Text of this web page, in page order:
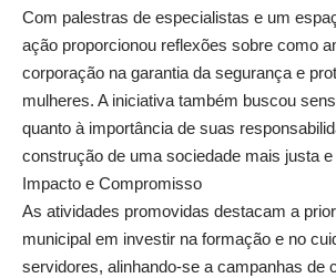
Com palestras de especialistas e um
ação proporcionou reflexões sobre como
corporação na garantia da segurança e
mulheres. A iniciativa também buscou
quanto à importância de suas
construção de uma sociedade mais justa e
Impacto e Compromisso
As atividades promovidas destacam a
municipal em investir na formação e no
servidores, alinhando-se a campanhas de